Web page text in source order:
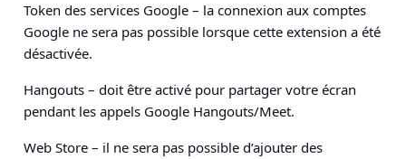
Token des services Google – la connexion aux comptes
Google ne sera pas possible lorsque cette extension a été
désactivée.
Hangouts – doit être activé pour partager votre écran
pendant les appels Google Hangouts/Meet.
Web Store – il ne sera pas possible d’ajouter des